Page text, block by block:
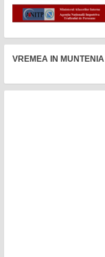
VREMEA IN MUNTENIA